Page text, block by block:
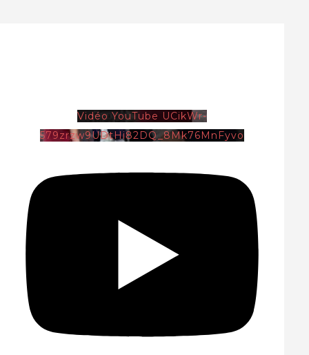
Vidéo YouTube UCikWr-
579zrzw9UDtHi82DQ_8Mk76MnFyvo